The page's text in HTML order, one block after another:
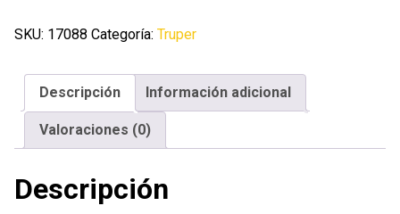
kg
de
resorte
Truper
cantidad
SKU: 17088 Categoría: Truper
Descripción Información adicional
Valoraciones (0)
Descripción